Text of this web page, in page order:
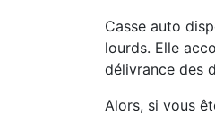
Casse auto
lourds. Elle
délivrance des
Alors, si vous